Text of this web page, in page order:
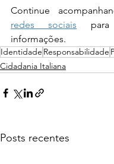
redes sociais para
informações.
Identidade Responsabilidade
Cidadania Italiana
Posts recentes